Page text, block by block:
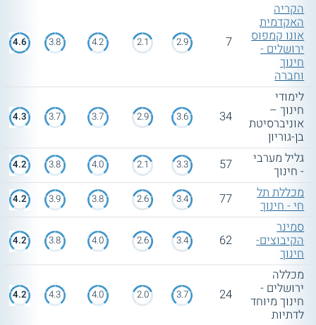
הקריה
האקדמית
אונו קמפוס
ירושלים -
חינוך
וחברה
7
2.9
2.1
4.2
3.8
4.6
לימודי
חינוך –
אוניברסיטת
בן-גוריון
34
3.6
2.9
3.7
3.7
4.3
גליל מערבי
- חינוך 57
3.3
2.1
4.0
3.8
4.2
מכללת תל
חי - חינוך 77
3.4
2.6
3.8
3.9
4.2
סמינר
הקיבוצים-
חינוך
62
3.4
2.6
4.0
3.8
4.2
מכללה
ירושלים -
חינוך מיוחד
לדתיות
24
3.7
2.0
4.0
4.3
4.2